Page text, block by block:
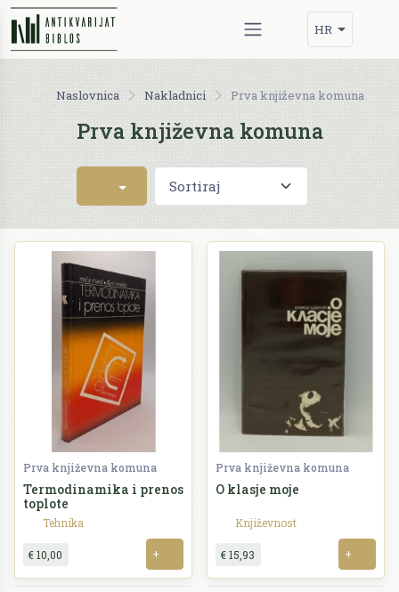
HR
Naslovnica Nakladnici Prva književna komuna
Prva književna komuna
Prva književna komuna
Termodinamika i prenos
toplote
Tehnika
€ 10,00 +
Prva književna komuna
O klasje moje
Književnost
€ 15,93 +